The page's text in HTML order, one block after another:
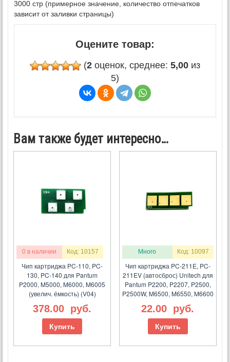
3000 стр (примерное значение, количество отпечатков
зависит от заливки страницы)
Оцените товар:
(2 оценок, среднее: 5,00 из
5)
Вам также будет интересно…
0 в наличии Код: 10157
Чип картриджа PC-110, PC-
130, PC-140 для Pantum
P2000, M5000, M6000, M6005
(увелич. ёмкость) (V04)
378.00 руб.
Купить
Много Код: 10097
Чип картриджа PC-211E, PC-
211EV (автосброс) Unitech для
Pantum P2200, P2207, P2500,
P2500W, M6500, M6550, M6600
22.00 руб.
Купить